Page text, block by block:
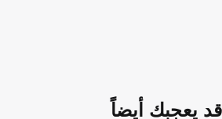
قد يعجبك أيضاً